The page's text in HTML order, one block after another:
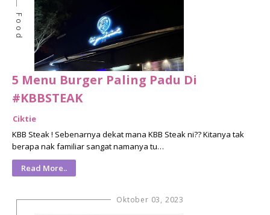
Food
5 Menu Burger Paling Padu Di
#KBBSTEAK
Ciktie
KBB Steak ! Sebenarnya dekat mana KBB Steak ni?? Kitanya tak
berapa nak familiar sangat namanya tu…
Read More..
Oktober 03, 2023